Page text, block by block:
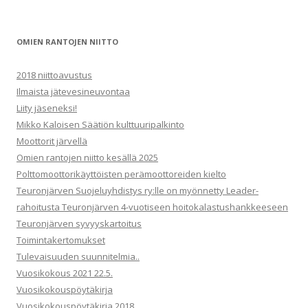
OMIEN RANTOJEN NIITTO
2018 niittoavustus
Ilmaista jätevesineuvontaa
Liity jäseneksi!
Mikko Kaloisen Säätiön kulttuuripalkinto
Moottorit järvellä
Omien rantojen niitto kesällä 2025
Polttomoottorikäyttöisten perämoottoreiden kielto
Teuronjärven Suojeluyhdistys ry:lle on myönnetty Leader-
rahoitusta Teuronjärven 4-vuotiseen hoitokalastushankkeeseen
Teuronjärven syvyyskartoitus
Toimintakertomukset
Tulevaisuuden suunnitelmia..
Vuosikokous 2021 22.5.
Vuosikokouspöytäkirja